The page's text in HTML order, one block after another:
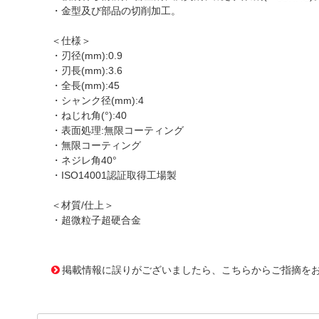
・金型及び部品の切削加工。
＜仕様＞
・刃径(mm):0.9
・刃長(mm):3.6
・全長(mm):45
・シャンク径(mm):4
・ねじれ角(°):40
・表面処理:無限コーティング
・無限コーティング
・ネジレ角40°
・ISO14001認証取得工場製
＜材質/仕上＞
・超微粒子超硬合金
掲載情報に誤りがございましたら、こちらからご指摘を